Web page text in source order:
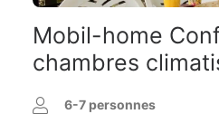
Mobil-home
chambres
6-7 personnes